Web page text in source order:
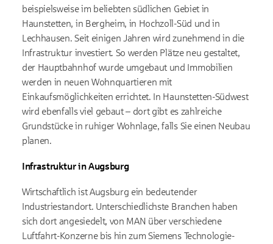
beispielsweise im beliebten südlichen Gebiet in
Haunstetten, in Bergheim, in Hochzoll-Süd und in
Lechhausen. Seit einigen Jahren wird zunehmend in die
Infrastruktur investiert. So werden Plätze neu gestaltet,
der Hauptbahnhof wurde umgebaut und Immobilien
werden in neuen Wohnquartieren mit
Einkaufsmöglichkeiten errichtet. In Haunstetten-Südwest
wird ebenfalls viel gebaut – dort gibt es zahlreiche
Grundstücke in ruhiger Wohnlage, falls Sie einen Neubau
planen.
Infrastruktur in Augsburg
Wirtschaftlich ist Augsburg ein bedeutender
Industriestandort. Unterschiedlichste Branchen haben
sich dort angesiedelt, von MAN über verschiedene
Luftfahrt-Konzerne bis hin zum Siemens Technologie-